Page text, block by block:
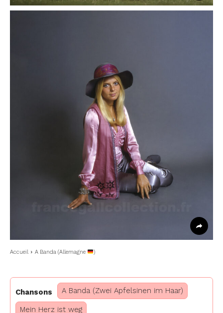
Accueil A Banda (Allemagne )
Chansons A Banda (Zwei Apfelsinen im Haar)
Mein Herz ist weg